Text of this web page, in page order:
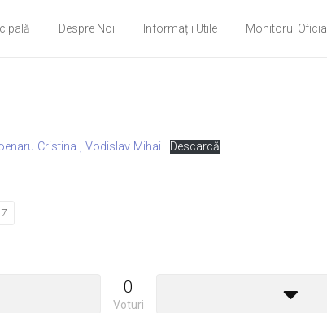
Despre Noi Informații Utile Monitorul Oficial
Cristina , Vodislav Mihai Descarcă
0
Voturi